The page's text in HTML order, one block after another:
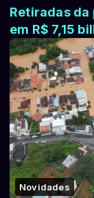
Retiradas da
em R$ 7,15
Novidades